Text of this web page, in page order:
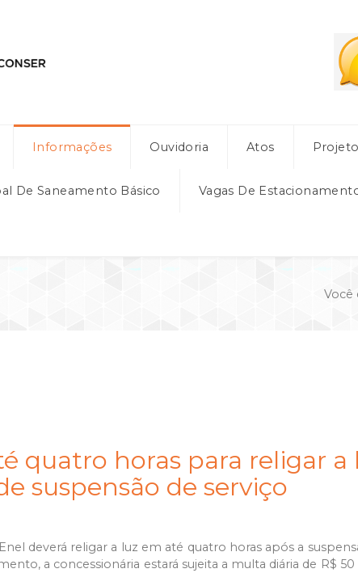
Informações Ouvidoria Atos
De Saneamento Básico Vagas De
Você
quatro horas para religar a
suspensão de serviço
deverá religar a luz em até quatro horas após a
a concessionária estará sujeita a multa diária de R$ 50